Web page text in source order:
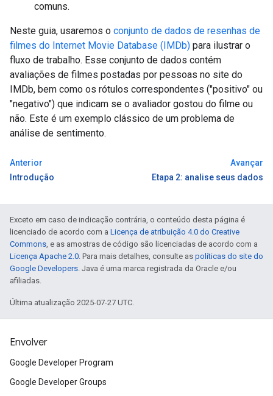
comuns.
Neste guia, usaremos o conjunto de dados de resenhas de
filmes do Internet Movie Database (IMDb) para ilustrar o
fluxo de trabalho. Esse conjunto de dados contém
avaliações de filmes postadas por pessoas no site do
IMDb, bem como os rótulos correspondentes ("positivo" ou
"negativo") que indicam se o avaliador gostou do filme ou
não. Este é um exemplo clássico de um problema de
análise de sentimento.
Anterior
Introdução
Avançar
Etapa 2: analise seus dados
Exceto em caso de indicação contrária, o conteúdo desta página é
licenciado de acordo com a Licença de atribuição 4.0 do Creative
Commons, e as amostras de código são licenciadas de acordo com a
Licença Apache 2.0. Para mais detalhes, consulte as políticas do site do
Google Developers. Java é uma marca registrada da Oracle e/ou
afiliadas.
Última atualização 2025-07-27 UTC.
Envolver
Google Developer Program
Google Developer Groups